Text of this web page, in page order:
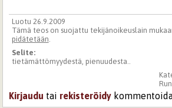
Luotu 26.9.2009
Tämä teos on suojattu tekijänoikeuslain
pidätetään
Selite:
tietämättömyydestä, pienuudesta..
Kirjaudu tai rekisteröidy